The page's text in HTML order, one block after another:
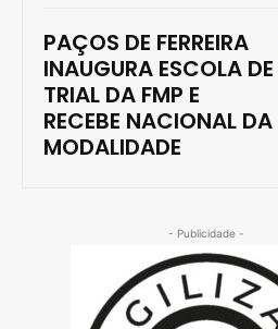
PAÇOS DE FERREIRA
INAUGURA ESCOLA DE
TRIAL DA FMP E
RECEBE NACIONAL DA
MODALIDADE
- Publicidade -